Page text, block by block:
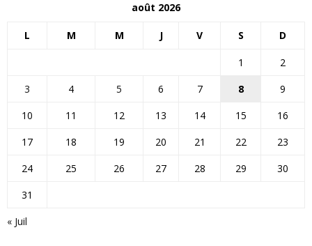
août 2026
L M M J V S D
« Juil
1
2
3
4 5 6 7 8
9
10
11 12 13 14 15
16
17
18 19 20 21 22
23
24
25 26 27 28 29
30
31